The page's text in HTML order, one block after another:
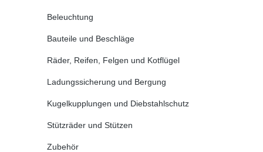
Beleuchtung
Bauteile und Beschläge
Räder, Reifen, Felgen und Kotflügel
Ladungssicherung und Bergung
Kugelkupplungen und Diebstahlschutz
Stützräder und Stützen
Zubehör